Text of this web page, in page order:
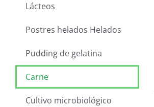
Lácteos
Postres helados Helados
Pudding de gelatina
Carne
Cultivo microbiológico